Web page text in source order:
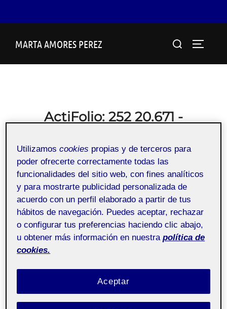
MARTA AMORES PEREZ Buscar:
ActiFolio: 252 20.671 -
interactivas - Aula 1
252_20_671_01
20.671 – Desarrollo de aplicaciones interactivas – Aula 1
Healthy Smile – Sketch
interactivo con detección facial
Utilizamoscookies propias y de terceros para
poder ofrecerte correctamente todas las
funcionalidades del sitio web, con fines analíticos
y para mostrarte publicidad personalizada de
acuerdo con un perfil elaborado a partir de tus
hábitos de navegación. Puedes aceptar, rechazar
o configurar tus preferencias haciendo clic abajo,
u obtener más información en nuestra política de
cookies.
Aceptar